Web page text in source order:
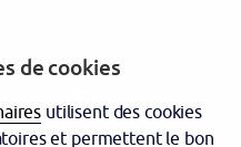
de cookies
utilisent des cookies
et permettent le bon